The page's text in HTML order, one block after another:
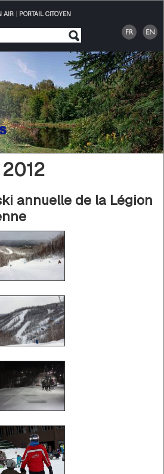
AIR| PORTAIL CITOYEN
annuelle de la Légion